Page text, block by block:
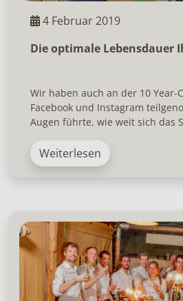
4 Februar 2019
Die optimale Lebensdauer
Wir haben auch an der 10 Year-
Facebook und Instagram
Augen führte, wie weit sich das
Weiterlesen